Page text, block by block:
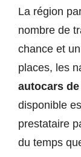
La région
nombre de
chance et
places, les
autocars
disponible
prestataire
du temps